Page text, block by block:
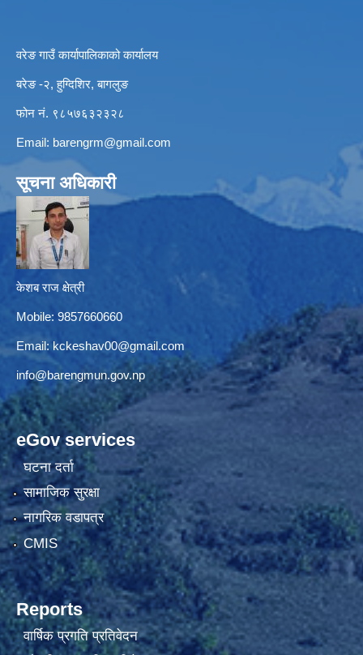
वरेङ गाउँ कार्यापालिकाको कार्यालय
बरेङ -२, हुग्दिशिर, बागलुङ
फोन नं. ९८५७६३२३२८
Email: barengrm@gmail.com
सूचना अधिकारी
केशब राज क्षेत्री
Mobile: 9857660660
Email: kckeshav00@gmail.com
info@barengmun.gov.np
eGov services
घटना दर्ता
सामाजिक सुरक्षा
नागरिक वडापत्र
CMIS
Reports
वार्षिक प्रगति प्रतिवेदन